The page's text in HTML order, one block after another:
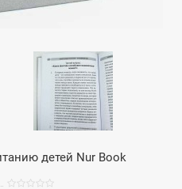
детей Nur Book